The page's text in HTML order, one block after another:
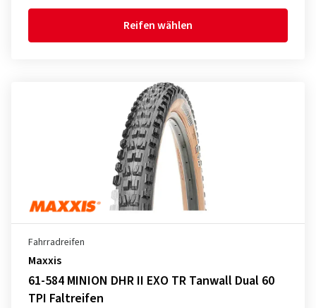
Reifen wählen
Fahrradreifen
Maxxis
61-584 MINION DHR II EXO TR Tanwall Dual 60
TPI Faltreifen